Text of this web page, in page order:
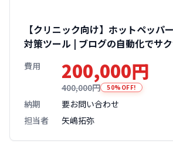
【クリニック向け】ホットペッパ
対策ツール | ブログの自動化でサ
費用 200,000円
400,000円 50%OFF!
納期
要お問い合わせ
担当者
矢嶋拓弥